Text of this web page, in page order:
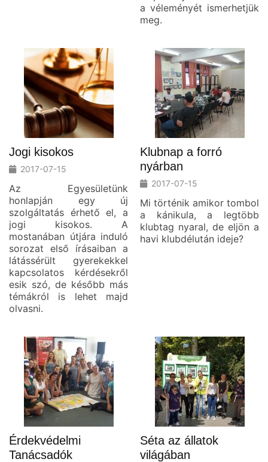
a véleményét ismerhetjük
meg.
Jogi kisokos
2017-07-15
Az Egyesületünk
honlapján egy új
szolgáltatás érhető el, a
jogi kisokos. A
mostanában útjára induló
sorozat első írásaiban a
látássérült gyerekekkel
kapcsolatos kérdésekről
esik szó, de később más
témákról is lehet majd
olvasni.
Klubnap a forró
nyárban
2017-07-15
Mi történik amikor tombol
a kánikula, a legtöbb
klubtag nyaral, de eljön a
havi klubdélután ideje?
Érdekvédelmi
Tanácsadók
Séta az állatok
világában